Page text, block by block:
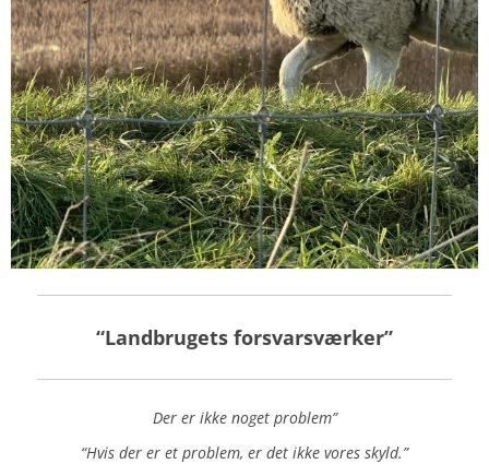
“Landbrugets forsvarsværker”
Der er ikke noget problem”
“Hvis der er et problem, er det ikke vores skyld.”